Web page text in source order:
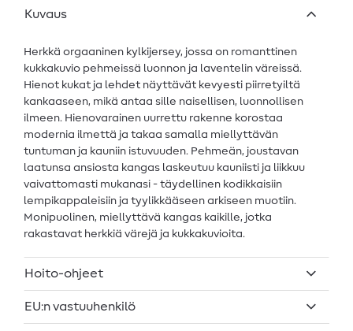
Kuvaus
Herkkä orgaaninen kylkijersey, jossa on romanttinen
kukkakuvio pehmeissä luonnon ja laventelin väreissä.
Hienot kukat ja lehdet näyttävät kevyesti piirretyiltä
kankaaseen, mikä antaa sille naisellisen, luonnollisen
ilmeen. Hienovarainen uurrettu rakenne korostaa
modernia ilmettä ja takaa samalla miellyttävän
tuntuman ja kauniin istuvuuden. Pehmeän, joustavan
laatunsa ansiosta kangas laskeutuu kauniisti ja liikkuu
vaivattomasti mukanasi - täydellinen kodikkaisiin
lempikappaleisiin ja tyylikkääseen arkiseen muotiin.
Monipuolinen, miellyttävä kangas kaikille, jotka
rakastavat herkkiä värejä ja kukkakuvioita.
Hoito-ohjeet
EU:n vastuuhenkilö